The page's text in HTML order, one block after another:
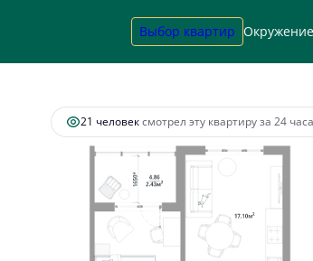
Выбор квартир Окружение
16 010 750 руб.Ипотекаот 83 143 руб.
21 человексмотрел эту квартиру за 24 часа